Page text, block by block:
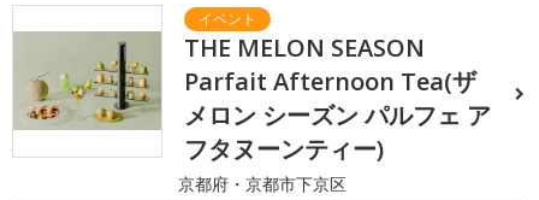
THE MELON SEASON
Parfait Afternoon Tea(ザ
メロン シーズン パルフェ ア
フタヌーンティー)
京都府・京都市下京区